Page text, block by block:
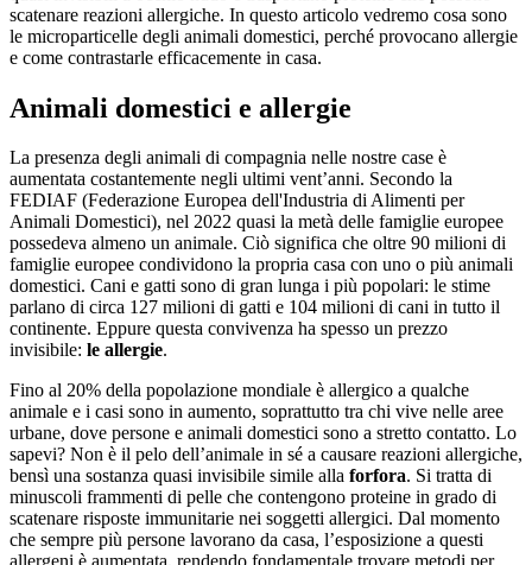
scatenare reazioni allergiche. In questo articolo vedremo cosa sono
le microparticelle degli animali domestici, perché provocano allergie
e come contrastarle efficacemente in casa.
Animali domestici e allergie
La presenza degli animali di compagnia nelle nostre case è
aumentata costantemente negli ultimi vent’anni. Secondo la
FEDIAF (Federazione Europea dell'Industria di Alimenti per
Animali Domestici), nel 2022 quasi la metà delle famiglie europee
possedeva almeno un animale. Ciò significa che oltre 90 milioni di
famiglie europee condividono la propria casa con uno o più animali
domestici. Cani e gatti sono di gran lunga i più popolari: le stime
parlano di circa 127 milioni di gatti e 104 milioni di cani in tutto il
continente. Eppure questa convivenza ha spesso un prezzo
invisibile: le allergie.
Fino al 20% della popolazione mondiale è allergico a qualche
animale e i casi sono in aumento, soprattutto tra chi vive nelle aree
urbane, dove persone e animali domestici sono a stretto contatto. Lo
sapevi? Non è il pelo dell’animale in sé a causare reazioni allergiche,
bensì una sostanza quasi invisibile simile alla forfora. Si tratta di
minuscoli frammenti di pelle che contengono proteine in grado di
scatenare risposte immunitarie nei soggetti allergici. Dal momento
che sempre più persone lavorano da casa, l’esposizione a questi